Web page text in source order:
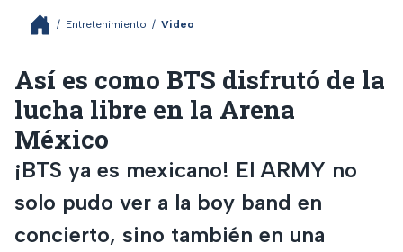
/ Entretenimiento / Video
Así es como BTS disfrutó de la
lucha libre en la Arena
México
¡BTS ya es mexicano! El ARMY no
solo pudo ver a la boy band en
concierto, sino también en una